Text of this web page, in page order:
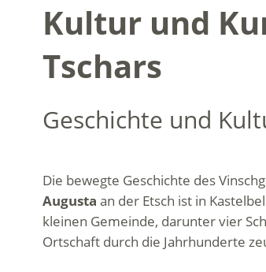
Kultur und
Tschars
Geschichte und
Die bewegte Geschichte des
Augusta an der Etsch ist in
kleinen Gemeinde, darunter vier
Ortschaft durch die Jahrhunderte